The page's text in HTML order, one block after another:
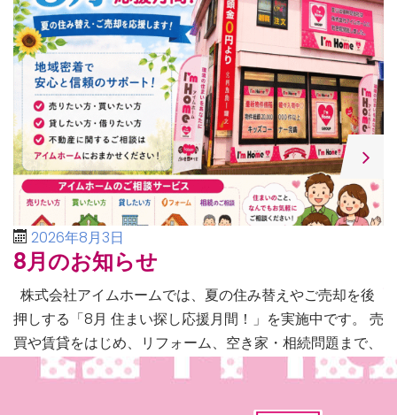
2026年8月3日
8月のお知らせ
株式会社アイムホームでは、夏の住み替えやご売却を後
押しする「8月 住まい探し応援月間！」を実施中です。 売
買や賃貸をはじめ、リフォーム、空き家・相続問題まで、
不動産に関するあらゆるご相談に幅広く対応いたしま […]